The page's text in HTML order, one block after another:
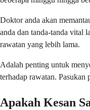
Doktor anda akan
anda dan tanda-tanda vital
rawatan yang lebih lama.
Adalah penting untuk
terhadap rawatan. Pasukan
Apakah Kesan